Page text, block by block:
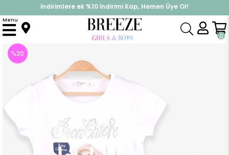
%30 Sepette Yaz İndirimi, Hemen Al!
İndirimlere ek %10 İndirimi Kap, Hemen Üye Ol!
0
Menu
Anasayfa Takımlar Kapri & Şort Takım
%20